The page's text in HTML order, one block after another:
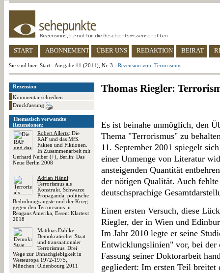
START ABONNEMENT ÜBER UNS REDAKTION BEIRAT
Sie sind hier: Start - Ausgabe 11 (2011), Nr. 3 - Rezension von: Terrorismus
Rezension
Kommentar schreiben
Druckfassung
Thematisch verwandte
Rezensionen:
Robert Allertz: Die
RAF und das MfS.
Fakten und Fiktionen.
In Zusammenarbeit mit
Gerhard Neiber (†), Berlin: Das
Neue Berlin 2008
Adrian Hänni:
Terrorismus als
Konstrukt. Schwarze
Propaganda, politische
Bedrohungsängste und der Krieg
gegen den Terrorismus in
Reagans Amerika, Essen: Klartext
2018
Matthias Dahlke:
Demokratischer Staat
und transnationaler
Terrorismus. Drei
Wege zur Unnachgiebigkeit in
Westeuropa 1972-1975,
München: Oldenbourg 2011
Thomas Riegler:
Es ist beinahe unmöglich, den
Thema "Terrorismus" zu
11. September 2001 spiegelt
einer Unmenge von Literatur
ansteigenden Quantität
der nötigen Qualität. Auch
deutschsprachige
Einen ersten Versuch, diese
Riegler, der in Wien und
Im Jahr 2010 legte er seine
Entwicklungslinien" vor, bei der
Fassung seiner Doktorarbeit
gegliedert: Im ersten Teil breitet